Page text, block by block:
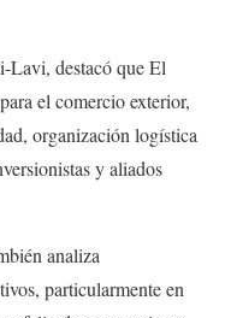
Lavi, destacó que El
el comercio exterior,
organización logística
y aliados
analiza
particularmente en